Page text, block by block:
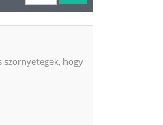
szörnyetegek, hogy